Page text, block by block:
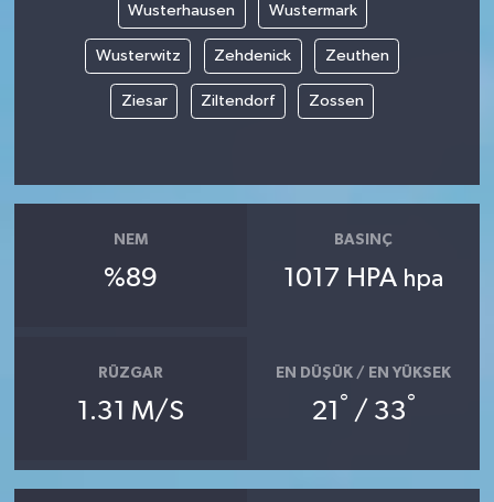
Wusterhausen Wustermark
Wusterwitz Zehdenick Zeuthen
Ziesar Ziltendorf Zossen
NEM
%89
BASINÇ
1017 HPA hpa
RÜZGAR
1.31 M/S
EN DÜŞÜK / EN YÜKSEK
21 ° / 33°